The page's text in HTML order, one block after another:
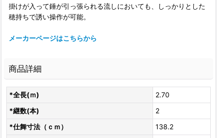
掛けが入って錘が引っ張られる流しにおいても、しっかりとした
穂持ちで誘い操作が可能。
メーカーページはこちらから
商品詳細
*全長(ｍ)
2.70
*継数(本)
2
*仕舞寸法（ｃｍ）
138.2